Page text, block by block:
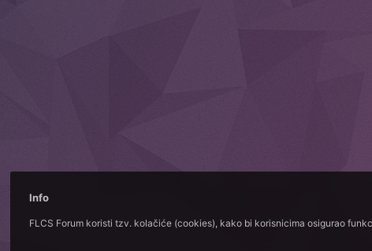
Info
FLCS Forum koristi tzv. kolačiće (cookies), kako bi korisnicima osigurao